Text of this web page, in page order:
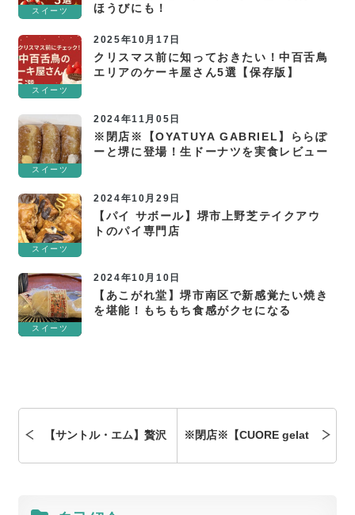
スイーツ
ほうびにも！
スイーツ
2025年10月17日
クリスマス前に知っておきたい！中百舌鳥
エリアのケーキ屋さん5選【保存版】
スイーツ
2024年11月05日
※閉店※【OYATUYA GABRIEL】ららぽ
ーと堺に登場！生ドーナツを実食レビュー
スイーツ
2024年10月29日
【パイ サボール】堺市上野芝テイクアウ
トのパイ専門店
スイーツ
2024年10月10日
【あこがれ堂】堺市南区で新感覚たい焼き
を堪能！もちもち食感がクセになる
【サントル・エム】贅沢 ※閉店※【CUORE gelat